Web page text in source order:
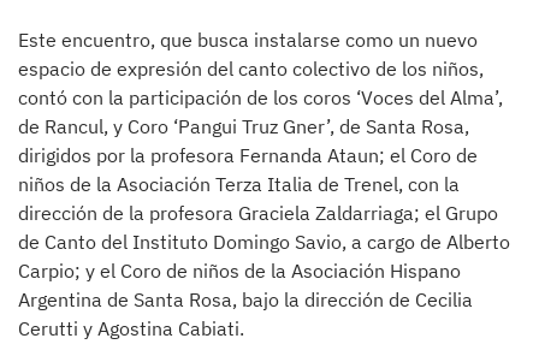
Este encuentro, que busca instalarse como un nuevo
espacio de expresión del canto colectivo de los niños,
contó con la participación de los coros ‘Voces del Alma’,
de Rancul, y Coro ‘Pangui Truz Gner’, de Santa Rosa,
dirigidos por la profesora Fernanda Ataun; el Coro de
niños de la Asociación Terza Italia de Trenel, con la
dirección de la profesora Graciela Zaldarriaga; el Grupo
de Canto del Instituto Domingo Savio, a cargo de Alberto
Carpio; y el Coro de niños de la Asociación Hispano
Argentina de Santa Rosa, bajo la dirección de Cecilia
Cerutti y Agostina Cabiati.